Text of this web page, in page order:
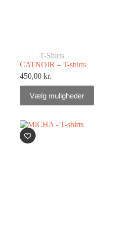
T-Shirts
CATNOIR – T-shirts
450,00 kr.
Vælg muligheder